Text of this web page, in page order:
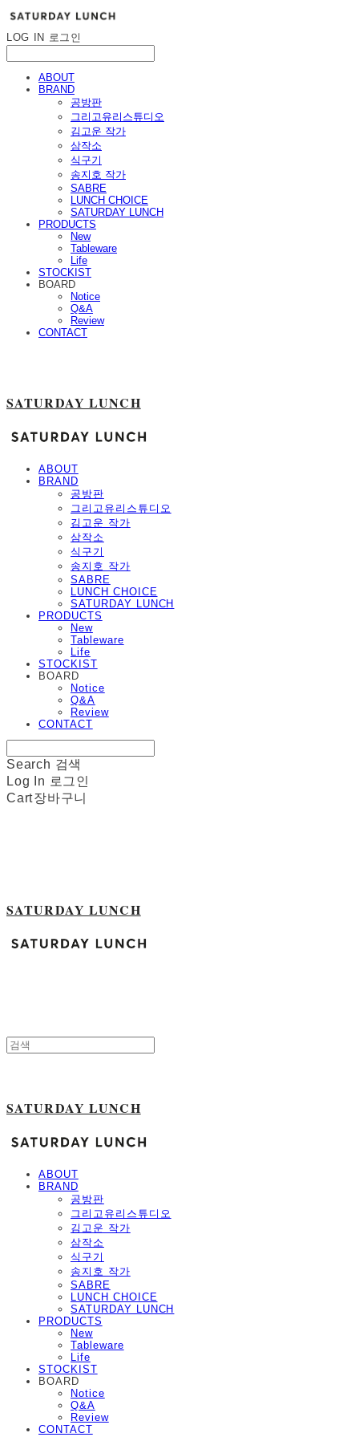
LOG IN 로그인
ABOUT
BRAND
공방판
그리고유리스튜디오
김고운 작가
삼작소
식구기
송지호 작가
SABRE
LUNCH CHOICE
SATURDAY LUNCH
PRODUCTS
New
Tableware
Life
STOCKIST
BOARD
Notice
Q&A
Review
CONTACT
SATURDAY LUNCH
ABOUT
BRAND
공방판
그리고유리스튜디오
김고운 작가
삼작소
식구기
송지호 작가
SABRE
LUNCH CHOICE
SATURDAY LUNCH
PRODUCTS
New
Tableware
Life
STOCKIST
BOARD
Notice
Q&A
Review
CONTACT
Search 검색
Log In 로그인
Cart장바구니
SATURDAY LUNCH
SATURDAY LUNCH
ABOUT
BRAND
공방판
그리고유리스튜디오
김고운 작가
삼작소
식구기
송지호 작가
SABRE
LUNCH CHOICE
SATURDAY LUNCH
PRODUCTS
New
Tableware
Life
STOCKIST
BOARD
Notice
Q&A
Review
CONTACT